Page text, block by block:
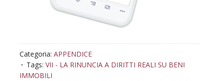
Categoria: APPENDICE
Tags: VII - LA RINUNCIA A DIRITTI REALI SU BENI
IMMOBILI